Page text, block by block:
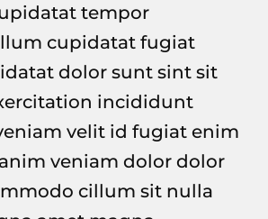
tempor
cupidatat fugiat
dolor sunt sint sit
incididunt
velit id fugiat enim
veniam dolor dolor
cillum sit nulla